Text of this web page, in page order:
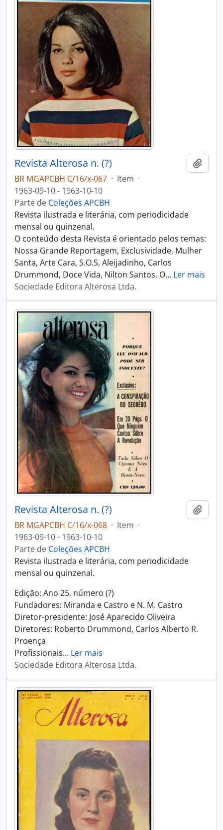
Revista Alterosa n. (?)
BR MGAPCBH C/16/x-067 · Item ·
1963-09-10 - 1963-10-10
Parte de Coleções APCBH
Revista ilustrada e literária, com periodicidade
mensal ou quinzenal.
O conteúdo desta Revista é orientado pelos temas:
Nossa Grande Reportagem, Exclusividade, Mulher
Santa, Arte Cara, S.O.S, Aleijadinho, Carlos
Drummond, Doce Vida, Nilton Santos, O… Ler mais
Sociedade Editora Alterosa Ltda.
Revista Alterosa n. (?)
BR MGAPCBH C/16/x-068 · Item ·
1963-09-10 - 1963-10-10
Parte de Coleções APCBH
Revista ilustrada e literária, com periodicidade
mensal ou quinzenal.
Edição: Ano 25, número (?)
Fundadores: Miranda e Castro e N. M. Castro
Diretor-presidente: José Aparecido Oliveira
Diretores: Roberto Drummond, Carlos Alberto R.
Proença
Profissionais… Ler mais
Sociedade Editora Alterosa Ltda.